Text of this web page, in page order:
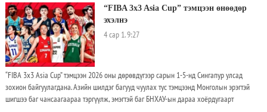
нийтэлсэн захидалдаа социалист үзэлтэй Санчес бараг хагас сая хүн аль хэдийнэ
бидний өдөр тутмын амьдралын нэг хэсэг болсныг хүлээн зөвшөөрөхийг энэ бодлого
зорьж байна гэжээ. Испанийн сөрөг хүчний Ардын нам уг хуульчлалыг зогсоохыг
оролдоно гэдгээ мэдэгдсэн бөгөөд “хууль бус цагаачдыг шагнаж, цаашид илүү олон
хүн ирэхэд нөлөөлнө” гэж шүүмжилжээ. Засгийн газрын төлөвлөгөөнд бичиг баримтгүй
цагаачдад нэг жилийн хугацаатай, сунгах боломжтой оршин суух зөвшөөрөл олгох
юм
“FIBA 3x3 Asia Cup” тэмцээн өнөөдөр
эхэлнэ
4 сар 1. 9:27
“FIBA 3x3 Asia Cup” тэмцээн 2026 оны дөрөвдүгээр сарын 1-5-нд Сингапур улсад
зохион байгуулагдана. Азийн шилдэг багууд чуулах тус тэмцээнд Монголын эрэгтэй
шигшээ баг чансаагаараа тэргүүлж, эмэгтэй баг БНХАУ-ын дараа хоёрдугаарт